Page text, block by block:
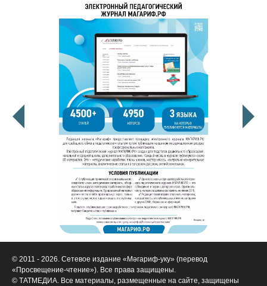
© 2011 - 2026. Сетевое издание «Мәгариф-уку» (перевод
«Просвещение-чтение»). Все права защищены.
© ТАТМЕДИА. Все материалы, размещенные на сайте, защищены